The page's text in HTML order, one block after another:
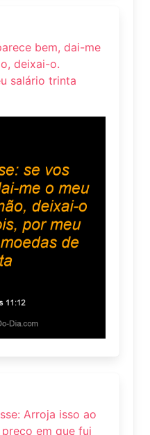
bem, dai-me
deixai-o.
salário trinta
Arroja isso ao
em que fui